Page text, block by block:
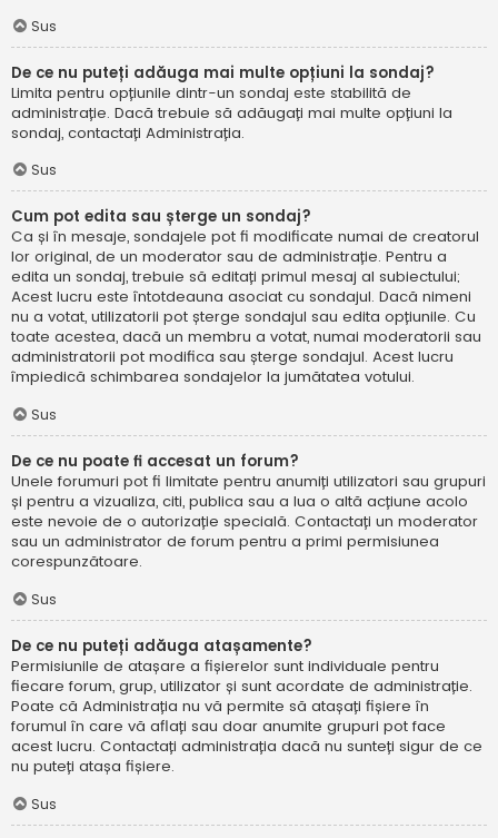
Sus
De ce nu puteți adăuga mai multe opțiuni la sondaj?
Limita pentru opțiunile dintr-un sondaj este stabilită de
administrație. Dacă trebuie să adăugați mai multe opțiuni la
sondaj, contactați Administrația.
Sus
Cum pot edita sau șterge un sondaj?
Ca și în mesaje, sondajele pot fi modificate numai de creatorul
lor original, de un moderator sau de administrație. Pentru a
edita un sondaj, trebuie să editați primul mesaj al subiectului;
Acest lucru este întotdeauna asociat cu sondajul. Dacă nimeni
nu a votat, utilizatorii pot șterge sondajul sau edita opțiunile. Cu
toate acestea, dacă un membru a votat, numai moderatorii sau
administratorii pot modifica sau șterge sondajul. Acest lucru
împiedică schimbarea sondajelor la jumătatea votului.
Sus
De ce nu poate fi accesat un forum?
Unele forumuri pot fi limitate pentru anumiți utilizatori sau grupuri
și pentru a vizualiza, citi, publica sau a lua o altă acțiune acolo
este nevoie de o autorizație specială. Contactați un moderator
sau un administrator de forum pentru a primi permisiunea
corespunzătoare.
Sus
De ce nu puteți adăuga atașamente?
Permisiunile de atașare a fișierelor sunt individuale pentru
fiecare forum, grup, utilizator și sunt acordate de administrație.
Poate că Administrația nu vă permite să atașați fișiere în
forumul în care vă aflați sau doar anumite grupuri pot face
acest lucru. Contactați administrația dacă nu sunteți sigur de ce
nu puteți atașa fișiere.
Sus